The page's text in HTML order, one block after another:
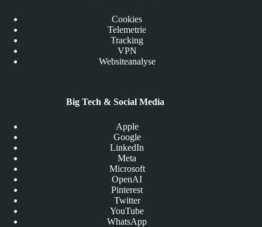
Cookies
Telemetrie
Tracking
VPN
Websiteanalyse
Big Tech & Social Media
Apple
Google
LinkedIn
Meta
Microsoft
OpenAI
Pinterest
Twitter
YouTube
WhatsApp